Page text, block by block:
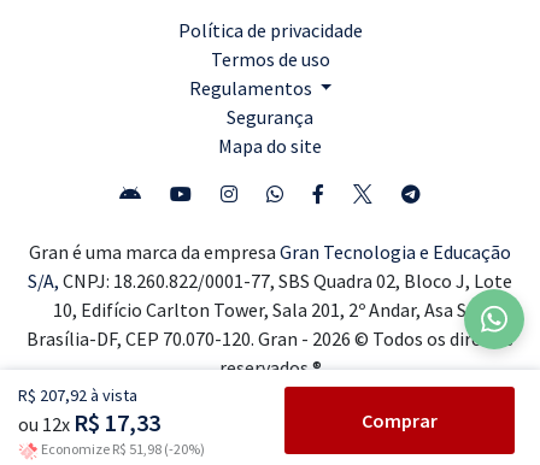
R$ 207,92 à vista
ou 12x R$ 17,33
Economize R$ 51,98 (-20%)
Comprar
Política de privacidade
Termos de uso
Regulamentos
Segurança
Mapa do site
Gran é uma marca da empresa Gran Tecnologia e Educação
S/A, CNPJ: 18.260.822/0001-77, SBS Quadra 02, Bloco J, Lote
10, Edifício Carlton Tower, Sala 201, 2º Andar, Asa Sul,
Brasília-DF, CEP 70.070-120. Gran - 2026 © Todos os direitos
reservados ®